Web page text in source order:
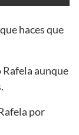
haces que
Rafela aunque
por